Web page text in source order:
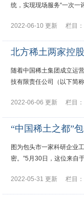
统，实现现场服务“一次一
2022-06-10 更新 栏目：
北方稀土两家控
随着中国稀土集团成立运
技有限责任公司（以下简
2022-06-06 更新 栏目：
“中国稀土之都”
图为包头市一家科研企业
密。”5月30日，这位来自
2022-05-31 更新 栏目：